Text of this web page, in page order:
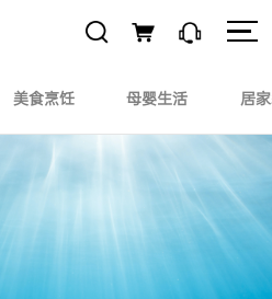
美食烹饪 母婴生活 居